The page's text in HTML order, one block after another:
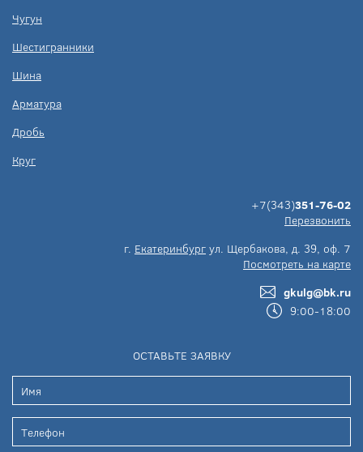
Чугун
Шестигранники
Шина
Арматура
Дробь
Круг
+7(343)351-76-02
Перезвонить
г. Екатеринбург ул. Щербакова, д. 39, оф. 7
Посмотреть на карте
gkulg@bk.ru
9:00-18:00
ОСТАВЬТЕ ЗАЯВКУ